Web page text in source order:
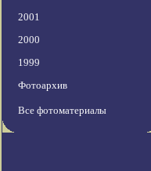
2001
2000
1999
Фотоархив
Все фотоматериалы